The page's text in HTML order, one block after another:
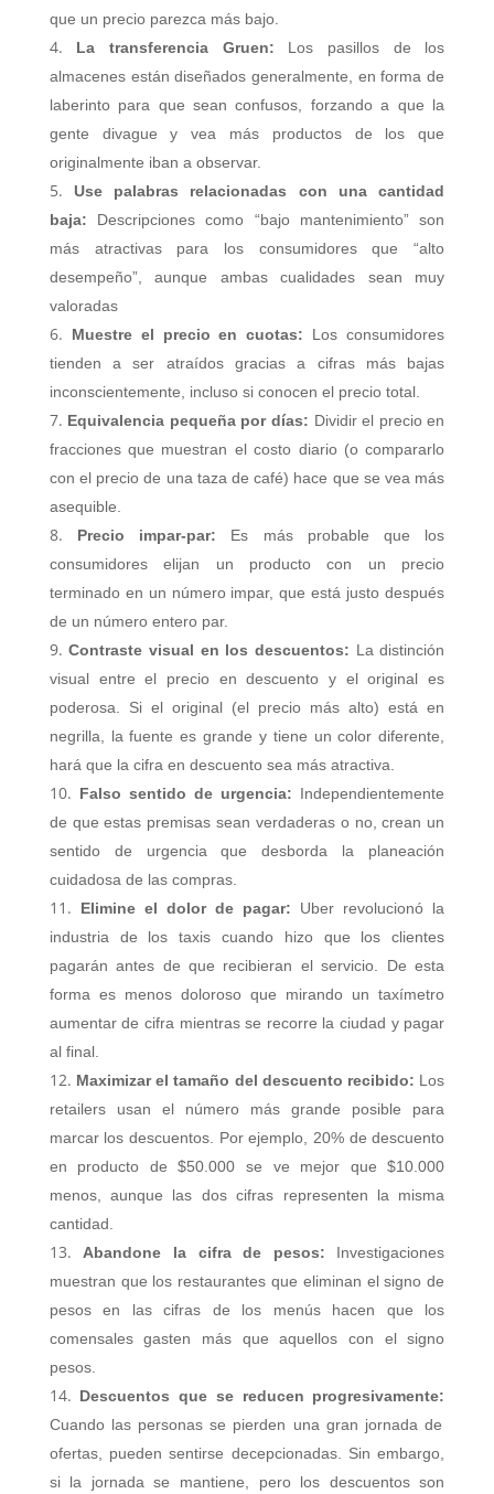
que un precio parezca más bajo.
La transferencia Gruen: Los pasillos de los
almacenes están diseñados generalmente, en forma de
laberinto para que sean confusos, forzando a que la
gente divague y vea más productos de los que
originalmente iban a observar.
Use palabras relacionadas con una cantidad
baja: Descripciones como “bajo mantenimiento” son
más atractivas para los consumidores que “alto
desempeño”, aunque ambas cualidades sean muy
valoradas
Muestre el precio en cuotas: Los consumidores
tienden a ser atraídos gracias a cifras más bajas
inconscientemente, incluso si conocen el precio total.
Equivalencia pequeña por días: Dividir el precio en
fracciones que muestran el costo diario (o compararlo
con el precio de una taza de café) hace que se vea más
asequible.
Precio impar-par: Es más probable que los
consumidores elijan un producto con un precio
terminado en un número impar, que está justo después
de un número entero par.
Contraste visual en los descuentos: La distinción
visual entre el precio en descuento y el original es
poderosa. Si el original (el precio más alto) está en
negrilla, la fuente es grande y tiene un color diferente,
hará que la cifra en descuento sea más atractiva.
Falso sentido de urgencia: Independientemente
de que estas premisas sean verdaderas o no, crean un
sentido de urgencia que desborda la planeación
cuidadosa de las compras.
Elimine el dolor de pagar: Uber revolucionó la
industria de los taxis cuando hizo que los clientes
pagarán antes de que recibieran el servicio. De esta
forma es menos doloroso que mirando un taxímetro
aumentar de cifra mientras se recorre la ciudad y pagar
al final.
Maximizar el tamaño del descuento recibido: Los
retailers usan el número más grande posible para
marcar los descuentos. Por ejemplo, 20% de descuento
en producto de $50.000 se ve mejor que $10.000
menos, aunque las dos cifras representen la misma
cantidad.
Abandone la cifra de pesos: Investigaciones
muestran que los restaurantes que eliminan el signo de
pesos en las cifras de los menús hacen que los
comensales gasten más que aquellos con el signo
pesos.
Descuentos que se reducen progresivamente:
Cuando las personas se pierden una gran jornada de
ofertas, pueden sentirse decepcionadas. Sin embargo,
si la jornada se mantiene, pero los descuentos son